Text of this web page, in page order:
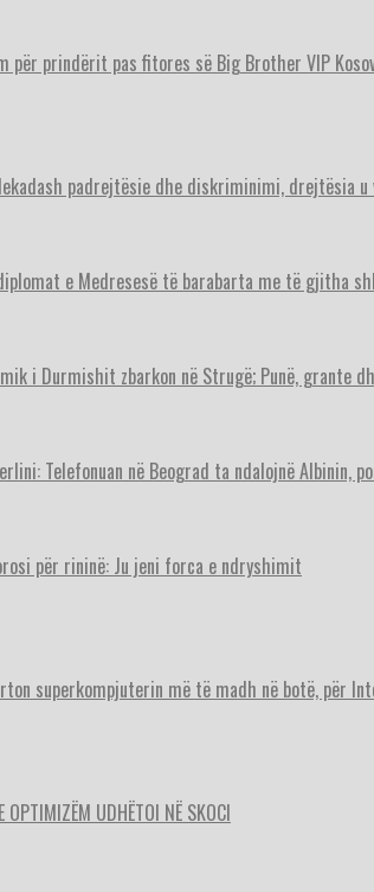
për prindërit pas fitores së Big Brother VIP
padrejtësie dhe diskriminimi, drejtësia u
e Medresesë të barabarta me të gjitha
i Durmishit zbarkon në Strugë; Punë, grante
Telefonuan në Beograd ta ndalojnë Albinin,
për rininë: Ju jeni forca e ndryshimit
superkompjuterin më të madh në botë, për
OPTIMIZËM UDHËTOI NË SKOCI